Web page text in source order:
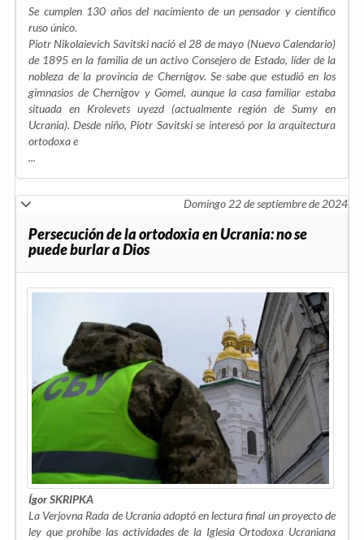
Se cumplen 130 años del nacimiento de un pensador y científico
ruso único.
Piotr Nikolaievich Savitski nació el 28 de mayo (Nuevo Calendario)
de 1895 en la familia de un activo Consejero de Estado, líder de la
nobleza de la provincia de Chernigov. Se sabe que estudió en los
gimnasios de Chernigov y Gomel, aunque la casa familiar estaba
situada en Krolevets uyezd (actualmente región de Sumy en
Ucrania). Desde niño, Piotr Savitski se interesó por la arquitectura
ortodoxa e
...
Domingo 22 de septiembre de 2024
Persecución de la ortodoxia en Ucrania: no se
puede burlar a Dios
Ígor SKRIPKA
La Verjovna Rada de Ucrania adoptó en lectura final un proyecto de
ley que prohíbe las actividades de la Iglesia Ortodoxa Ucraniana